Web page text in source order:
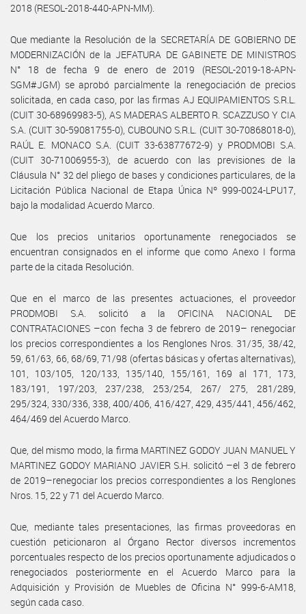
2018 (RESOL-2018-440-APN-MM).
Que mediante la Resolución de la SECRETARÍA DE GOBIERNO DE
MODERNIZACIÓN de la JEFATURA DE GABINETE DE MINISTROS
N° 18 de fecha 9 de enero de 2019 (RESOL-2019-18-APN-
SGM#JGM) se aprobó parcialmente la renegociación de precios
solicitada, en cada caso, por las firmas AJ EQUIPAMIENTOS S.R.L.
(CUIT 30-68969983-5), AS MADERAS ALBERTO R. SCAZZUSO Y CIA
S.A. (CUIT 30-59081755-0), CUBOUNO S.R.L. (CUIT 30-70868018-0),
RAÚL E. MONACO S.A. (CUIT 33-63877672-9) y PRODMOBI S.A.
(CUIT 30-71006955-3), de acuerdo con las previsiones de la
Cláusula N° 32 del pliego de bases y condiciones particulares, de la
Licitación Pública Nacional de Etapa Única Nº 999-0024-LPU17,
bajo la modalidad Acuerdo Marco.
Que los precios unitarios oportunamente renegociados se
encuentran consignados en el informe que como Anexo I forma
parte de la citada Resolución.
Que en el marco de las presentes actuaciones, el proveedor
PRODMOBI S.A. solicitó a la OFICINA NACIONAL DE
CONTRATACIONES –con fecha 3 de febrero de 2019– renegociar
los precios correspondientes a los Renglones Nros. 31/35, 38/42,
59, 61/63, 66, 68/69, 71/98 (ofertas básicas y ofertas alternativas),
101, 103/105, 120/133, 135/140, 155/161, 169 al 171, 173,
183/191, 197/203, 237/238, 253/254, 267/ 275, 281/289,
295/324, 330/336, 338, 400/406, 416/427, 429, 435/441, 456/462,
464/469 del Acuerdo Marco.
Que, del mismo modo, la firma MARTINEZ GODOY JUAN MANUEL Y
MARTINEZ GODOY MARIANO JAVIER S.H. solicitó –el 3 de febrero
de 2019–renegociar los precios correspondientes a los Renglones
Nros. 15, 22 y 71 del Acuerdo Marco.
Que, mediante tales presentaciones, las firmas proveedoras en
cuestión peticionaron al Órgano Rector diversos incrementos
porcentuales respecto de los precios oportunamente adjudicados o
renegociados posteriormente en el Acuerdo Marco para la
Adquisición y Provisión de Muebles de Oficina N° 999-6-AM18,
según cada caso.